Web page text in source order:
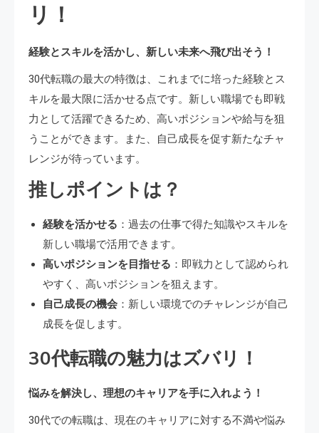
リ！
経験とスキルを活かし、新しい未来へ飛び出そう！
30代転職の最大の特徴は、これまでに培った経験とス
キルを最大限に活かせる点です。新しい職場でも即戦
力として活躍できるため、高いポジションや給与を狙
うことができます。また、自己成長を促す新たなチャ
レンジが待っています。
推しポイントは？
経験を活かせる ：過去の仕事で得た知識やスキルを
新しい職場で活用できます。
高いポジションを目指せる ：即戦力として認められ
やすく、高いポジションを狙えます。
自己成長の機会 ：新しい環境でのチャレンジが自己
成長を促します。
30代転職の魅力はズバリ！
悩みを解決し、理想のキャリアを手に入れよう！
30代での転職は、現在のキャリアに対する不満や悩み